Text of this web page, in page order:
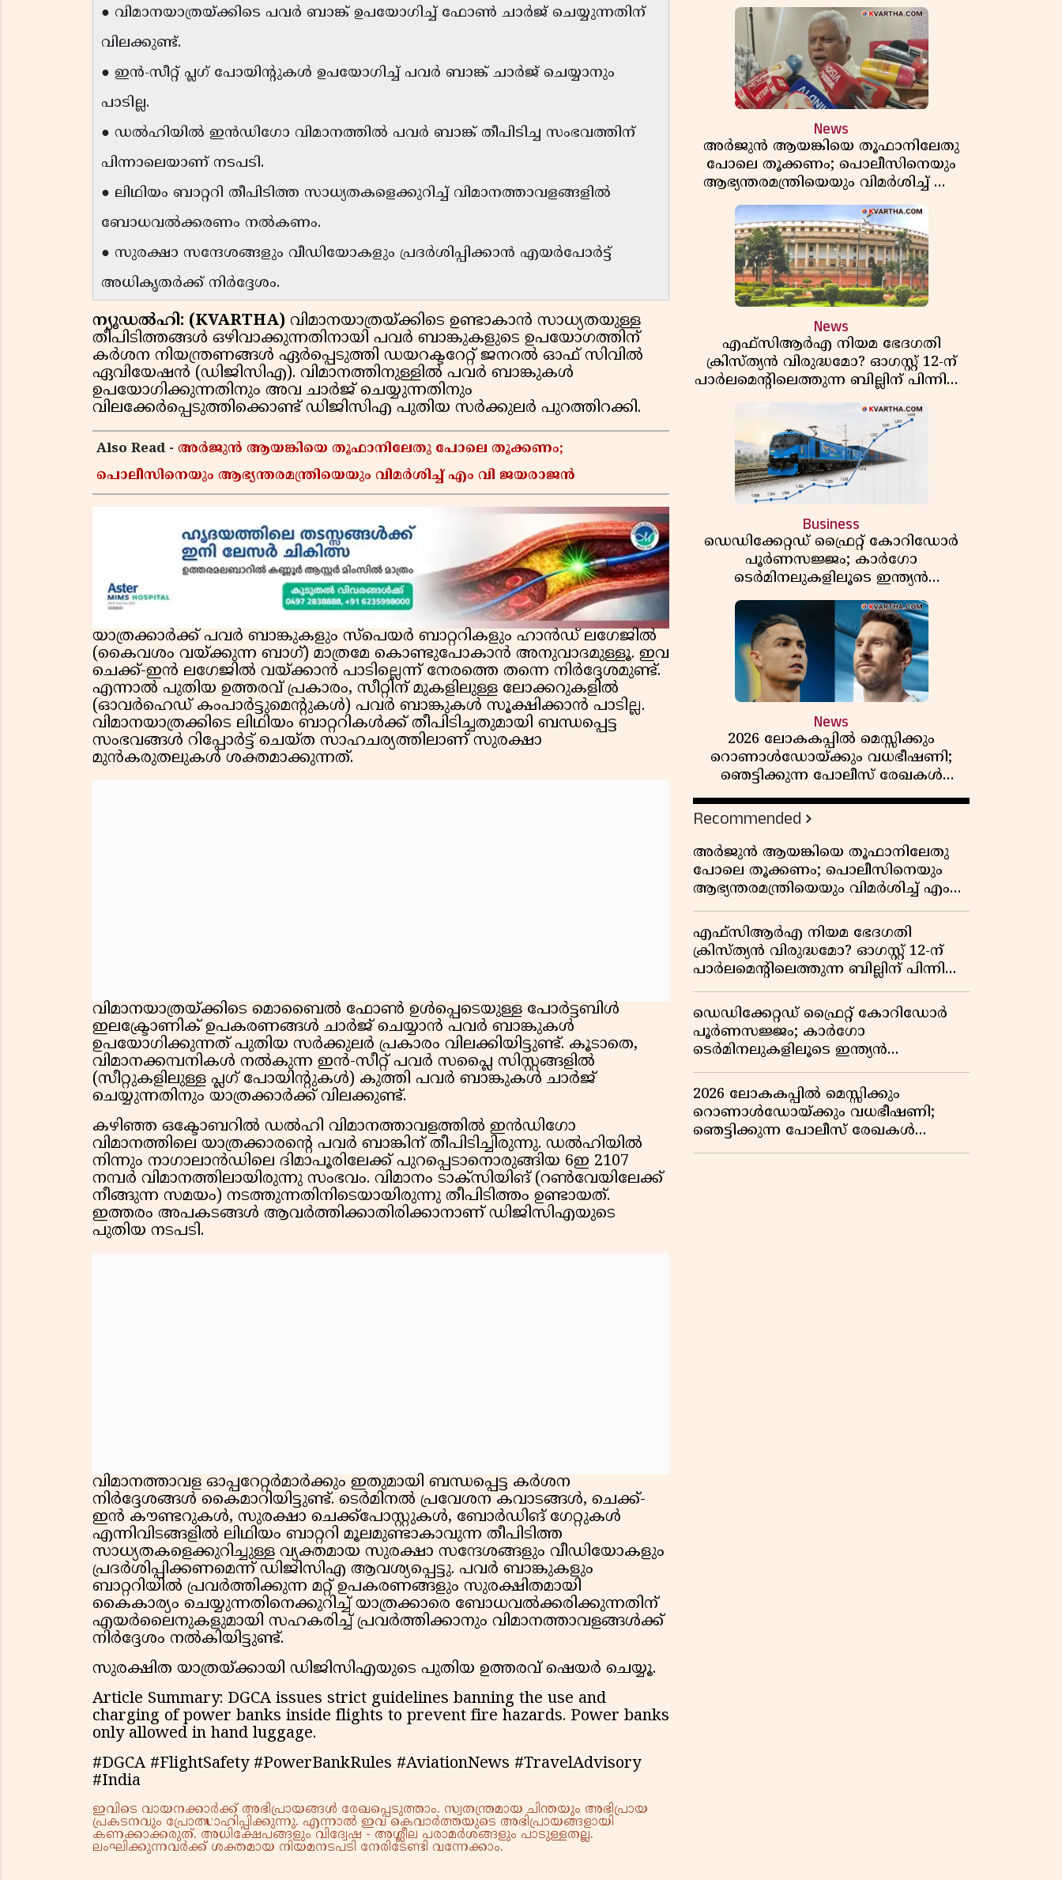
● വിമാനയാത്രയ്ക്കിടെ പവർ ബാങ്ക് ഉപയോഗിച്ച് ഫോൺ ചാർജ് ചെയ്യുന്നതിന്
വിലക്കുണ്ട്.
● ഇൻ-സീറ്റ് പ്ലഗ് പോയിന്റുകൾ ഉപയോഗിച്ച് പവർ ബാങ്ക് ചാർജ് ചെയ്യാനും
പാടില്ല.
● ഡൽഹിയിൽ ഇൻഡിഗോ വിമാനത്തിൽ പവർ ബാങ്ക് തീപിടിച്ച സംഭവത്തിന്
പിന്നാലെയാണ് നടപടി.
● ലിഥിയം ബാറ്ററി തീപിടിത്ത സാധ്യതകളെക്കുറിച്ച് വിമാനത്താവളങ്ങളിൽ
ബോധവൽക്കരണം നൽകണം.
● സുരക്ഷാ സന്ദേശങ്ങളും വീഡിയോകളും പ്രദർശിപ്പിക്കാൻ എയർപോർട്ട്
അധികൃതർക്ക് നിർദ്ദേശം.
ന്യൂഡൽഹി: (KVARTHA) വിമാനയാത്രയ്ക്കിടെ ഉണ്ടാകാൻ സാധ്യതയുള്ള
തീപിടിത്തങ്ങൾ ഒഴിവാക്കുന്നതിനായി പവർ ബാങ്കുകളുടെ ഉപയോഗത്തിന്
കർശന നിയന്ത്രണങ്ങൾ ഏർപ്പെടുത്തി ഡയറക്ടറേറ്റ് ജനറൽ ഓഫ് സിവിൽ
ഏവിയേഷൻ (ഡിജിസിഎ). വിമാനത്തിനുള്ളിൽ പവർ ബാങ്കുകൾ
ഉപയോഗിക്കുന്നതിനും അവ ചാർജ് ചെയ്യുന്നതിനും
വിലക്കേർപ്പെടുത്തിക്കൊണ്ട് ഡിജിസിഎ പുതിയ സർക്കുലർ പുറത്തിറക്കി.
Also Read - അർജുൻ ആയങ്കിയെ തൂഫാനിലേതു പോലെ തൂക്കണം;
പൊലീസിനെയും ആഭ്യന്തരമന്ത്രിയെയും വിമർശിച്ച് എം വി ജയരാജൻ
യാത്രക്കാർക്ക് പവർ ബാങ്കുകളും സ്പെയർ ബാറ്ററികളും ഹാൻഡ് ലഗേജിൽ
(കൈവശം വയ്ക്കുന്ന ബാഗ്) മാത്രമേ കൊണ്ടുപോകാൻ അനുവാദമുള്ളൂ. ഇവ
ചെക്ക്-ഇൻ ലഗേജിൽ വയ്ക്കാൻ പാടില്ലെന്ന് നേരത്തെ തന്നെ നിർദ്ദേശമുണ്ട്.
എന്നാൽ പുതിയ ഉത്തരവ് പ്രകാരം, സീറ്റിന് മുകളിലുള്ള ലോക്കറുകളിൽ
(ഓവർഹെഡ് കംപാർട്ടുമെന്റുകൾ) പവർ ബാങ്കുകൾ സൂക്ഷിക്കാൻ പാടില്ല.
വിമാനയാത്രക്കിടെ ലിഥിയം ബാറ്ററികൾക്ക് തീപിടിച്ചതുമായി ബന്ധപ്പെട്ട
സംഭവങ്ങൾ റിപ്പോർട്ട് ചെയ്ത സാഹചര്യത്തിലാണ് സുരക്ഷാ
മുൻകരുതലുകൾ ശക്തമാക്കുന്നത്.
വിമാനയാത്രയ്ക്കിടെ മൊബൈൽ ഫോൺ ഉൾപ്പെടെയുള്ള പോർട്ടബിൾ
ഇലക്ട്രോണിക് ഉപകരണങ്ങൾ ചാർജ് ചെയ്യാൻ പവർ ബാങ്കുകൾ
ഉപയോഗിക്കുന്നത് പുതിയ സർക്കുലർ പ്രകാരം വിലക്കിയിട്ടുണ്ട്. കൂടാതെ,
വിമാനക്കമ്പനികൾ നൽകുന്ന ഇൻ-സീറ്റ് പവർ സപ്ലൈ സിസ്റ്റങ്ങളിൽ
(സീറ്റുകളിലുള്ള പ്ലഗ് പോയിന്റുകൾ) കുത്തി പവർ ബാങ്കുകൾ ചാർജ്
ചെയ്യുന്നതിനും യാത്രക്കാർക്ക് വിലക്കുണ്ട്.
കഴിഞ്ഞ ഒക്ടോബറിൽ ഡൽഹി വിമാനത്താവളത്തിൽ ഇൻഡിഗോ
വിമാനത്തിലെ യാത്രക്കാരന്റെ പവർ ബാങ്കിന് തീപിടിച്ചിരുന്നു. ഡൽഹിയിൽ
നിന്നും നാഗാലാൻഡിലെ ദിമാപൂരിലേക്ക് പുറപ്പെടാനൊരുങ്ങിയ 6ഇ 2107
നമ്പർ വിമാനത്തിലായിരുന്നു സംഭവം. വിമാനം ടാക്സിയിങ് (റൺവേയിലേക്ക്
നീങ്ങുന്ന സമയം) നടത്തുന്നതിനിടെയായിരുന്നു തീപിടിത്തം ഉണ്ടായത്.
ഇത്തരം അപകടങ്ങൾ ആവർത്തിക്കാതിരിക്കാനാണ് ഡിജിസിഎയുടെ
പുതിയ നടപടി.
വിമാനത്താവള ഓപ്പറേറ്റർമാർക്കും ഇതുമായി ബന്ധപ്പെട്ട കർശന
നിർദ്ദേശങ്ങൾ കൈമാറിയിട്ടുണ്ട്. ടെർമിനൽ പ്രവേശന കവാടങ്ങൾ, ചെക്ക്-
ഇൻ കൗണ്ടറുകൾ, സുരക്ഷാ ചെക്ക്പോസ്റ്റുകൾ, ബോർഡിങ് ഗേറ്റുകൾ
എന്നിവിടങ്ങളിൽ ലിഥിയം ബാറ്ററി മൂലമുണ്ടാകാവുന്ന തീപിടിത്ത
സാധ്യതകളെക്കുറിച്ചുള്ള വ്യക്തമായ സുരക്ഷാ സന്ദേശങ്ങളും വീഡിയോകളും
പ്രദർശിപ്പിക്കണമെന്ന് ഡിജിസിഎ ആവശ്യപ്പെട്ടു. പവർ ബാങ്കുകളും
ബാറ്ററിയിൽ പ്രവർത്തിക്കുന്ന മറ്റ് ഉപകരണങ്ങളും സുരക്ഷിതമായി
കൈകാര്യം ചെയ്യുന്നതിനെക്കുറിച്ച് യാത്രക്കാരെ ബോധവൽക്കരിക്കുന്നതിന്
എയർലൈനുകളുമായി സഹകരിച്ച് പ്രവർത്തിക്കാനും വിമാനത്താവളങ്ങൾക്ക്
നിർദ്ദേശം നൽകിയിട്ടുണ്ട്.
സുരക്ഷിത യാത്രയ്ക്കായി ഡിജിസിഎയുടെ പുതിയ ഉത്തരവ് ഷെയര്‍ ചെയ്യൂ.
Article Summary: DGCA issues strict guidelines banning the use and
charging of power banks inside flights to prevent fire hazards. Power banks
only allowed in hand luggage.
#DGCA #FlightSafety #PowerBankRules #AviationNews #TravelAdvisory
#India
ഇവിടെ വായനക്കാർക്ക് അഭിപ്രായങ്ങൾ രേഖപ്പെടുത്താം. സ്വതന്ത്രമായ ചിന്തയും അഭിപ്രായ
പ്രകടനവും പ്രോത്സാഹിപ്പിക്കുന്നു. എന്നാൽ ഇവ കെവാർത്തയുടെ അഭിപ്രായങ്ങളായി
കണക്കാക്കരുത്. അധിക്ഷേപങ്ങളും വിദ്വേഷ - അശ്ലീല പരാമർശങ്ങളും പാടുള്ളതല്ല.
ലംഘിക്കുന്നവർക്ക് ശക്തമായ നിയമനടപടി നേരിടേണ്ടി വന്നേക്കാം.
News
അർജുൻ ആയങ്കിയെ തൂഫാനിലേതു
പോലെ തൂക്കണം; പൊലീസിനെയും
ആഭ്യന്തരമന്ത്രിയെയും വിമർശിച്ച് എം
വി ജയരാജൻ
News
എഫ്സിആർഎ നിയമ ഭേദഗതി
ക്രിസ്ത്യൻ വിരുദ്ധമോ? ഓഗസ്റ്റ് 12-ന്
പാർലമെന്റിലെത്തുന്ന ബില്ലിന് പിന്നിലെ
യഥാർത്ഥ അജണ്ട എന്ത്?
Business
ഡെഡിക്കേറ്റഡ് ഫ്രൈറ്റ് കോറിഡോർ
പൂർണസജ്ജം; കാർഗോ
ടെർമിനലുകളിലൂടെ ഇന്ത്യൻ
റെയിൽവേയുടെ ചരക്ക് ഗതാഗതത്തിൽ
വൻ കുതിപ്പ്
News
2026 ലോകകപ്പിൽ മെസ്സിക്കും
റൊണാൾഡോയ്ക്കും വധഭീഷണി;
ഞെട്ടിക്കുന്ന പോലീസ് രേഖകൾ
പുറത്ത്
Recommended
അർജുൻ ആയങ്കിയെ തൂഫാനിലേതു
പോലെ തൂക്കണം; പൊലീസിനെയും
ആഭ്യന്തരമന്ത്രിയെയും വിമർശിച്ച് എം
വി ജയരാജൻ
എഫ്സിആർഎ നിയമ ഭേദഗതി
ക്രിസ്ത്യൻ വിരുദ്ധമോ? ഓഗസ്റ്റ് 12-ന്
പാർലമെന്റിലെത്തുന്ന ബില്ലിന് പിന്നിലെ
യഥാർത്ഥ അജണ്ട എന്ത്?
ഡെഡിക്കേറ്റഡ് ഫ്രൈറ്റ് കോറിഡോർ
പൂർണസജ്ജം; കാർഗോ
ടെർമിനലുകളിലൂടെ ഇന്ത്യൻ
റെയിൽവേയുടെ ചരക്ക് ഗതാഗതത്തിൽ
വൻ കുതിപ്പ്
2026 ലോകകപ്പിൽ മെസ്സിക്കും
റൊണാൾഡോയ്ക്കും വധഭീഷണി;
ഞെട്ടിക്കുന്ന പോലീസ് രേഖകൾ
പുറത്ത്